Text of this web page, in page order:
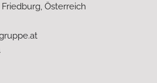
Österreich